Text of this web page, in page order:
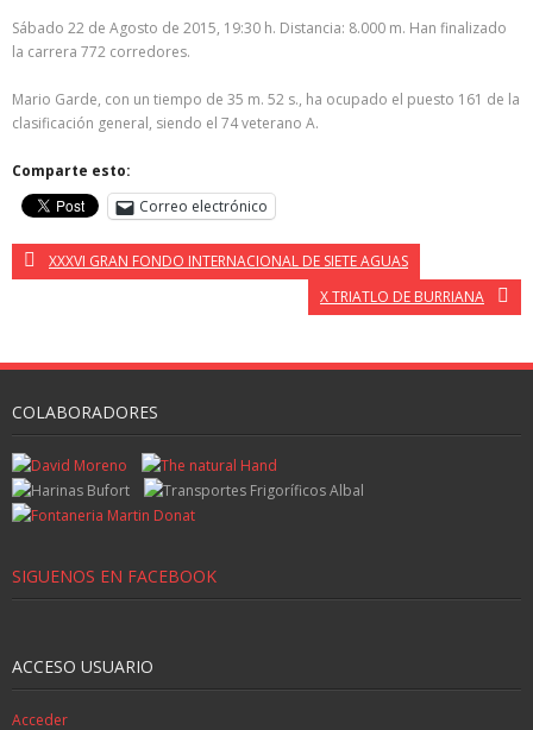
Sábado 22 de Agosto de 2015, 19:30 h. Distancia: 8.000 m. Han finalizado
la carrera 772 corredores.
Mario Garde, con un tiempo de 35 m. 52 s., ha ocupado el puesto 161 de la
clasificación general, siendo el 74 veterano A.
Comparte esto:
Correo electrónico
XXXVI GRAN FONDO INTERNACIONAL DE SIETE AGUAS
X TRIATLO DE BURRIANA
COLABORADORES
SIGUENOS EN FACEBOOK
ACCESO USUARIO
Acceder